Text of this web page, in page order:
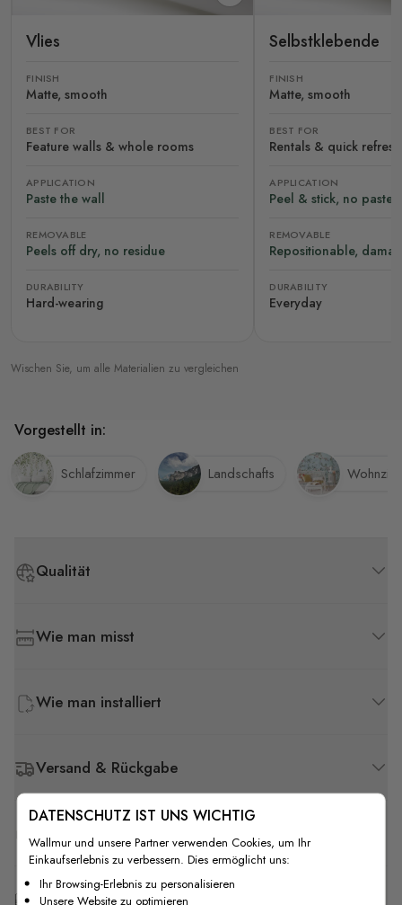
Vlies
FINISH
Matte, smooth
BEST FOR
Feature walls & whole rooms
APPLICATION
Paste the wall
REMOVABLE
Peels off dry, no residue
DURABILITY
Hard-wearing
Selbstklebende
FINISH
Matte, smooth
BEST FOR
Rentals & quick
APPLICATION
Peel & stick, no paste
REMOVABLE
Repositionable,
DURABILITY
Everyday
Wischen Sie, um alle Materialien zu vergleichen
Qualität
Wie man misst
Wie man installiert
Versand & Rückgabe
F.A.Q
Kostenlose Anpassung
Vorgestellt in:
Schlafzimmer Landschafts
DATENSCHUTZ IST UNS WICHTIG
Wallmur und unsere Partner verwenden Cookies, um Ihr
Einkaufserlebnis zu verbessern. Dies ermöglicht uns:
Ihr Browsing-Erlebnis zu personalisieren
Unsere Website zu optimieren